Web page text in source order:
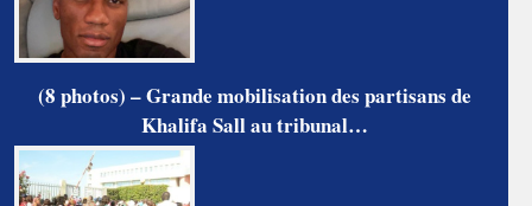
(8 photos) – Grande mobilisation des partisans de
Khalifa Sall au tribunal…